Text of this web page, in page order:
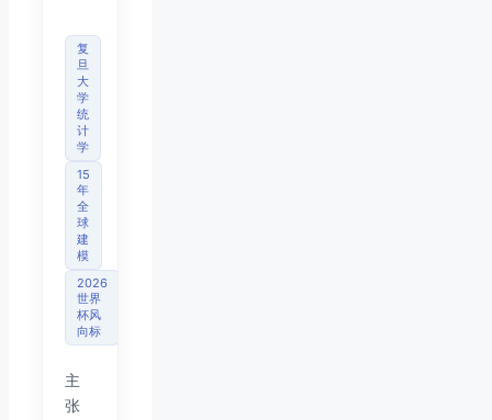
复
旦
大
学
统
计
学
15
年
全
球
建
模
2026
世界
杯风
向标
主
张